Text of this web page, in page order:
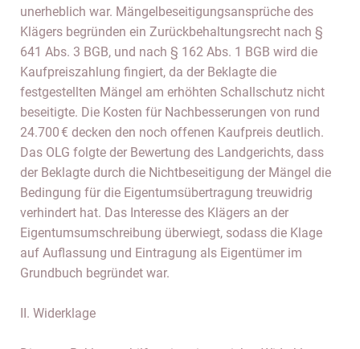
unerheblich war. Mängelbeseitigungsansprüche des
Klägers begründen ein Zurückbehaltungsrecht nach §
641 Abs. 3 BGB, und nach § 162 Abs. 1 BGB wird die
Kaufpreiszahlung fingiert, da der Beklagte die
festgestellten Mängel am erhöhten Schallschutz nicht
beseitigte. Die Kosten für Nachbesserungen von rund
24.700 € decken den noch offenen Kaufpreis deutlich.
Das OLG folgte der Bewertung des Landgerichts, dass
der Beklagte durch die Nichtbeseitigung der Mängel die
Bedingung für die Eigentumsübertragung treuwidrig
verhindert hat. Das Interesse des Klägers an der
Eigentumsumschreibung überwiegt, sodass die Klage
auf Auflassung und Eintragung als Eigentümer im
Grundbuch begründet war.
II. Widerklage